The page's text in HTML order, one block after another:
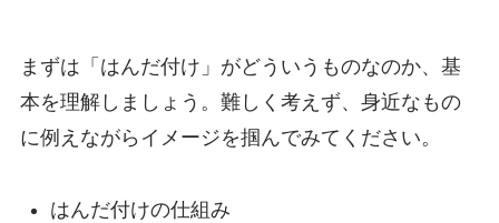
まずは「はんだ付け」がどういうものなのか、基
本を理解しましょう。難しく考えず、身近なもの
に例えながらイメージを掴んでみてください。
はんだ付けの仕組み